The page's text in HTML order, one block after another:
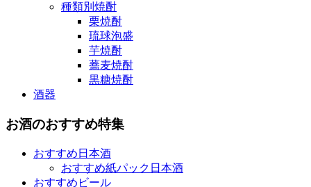
種類別焼酎
栗焼酎
琉球泡盛
芋焼酎
蕎麦焼酎
黒糖焼酎
酒器
お酒のおすすめ特集
おすすめ日本酒
おすすめ紙パック日本酒
おすすめビール